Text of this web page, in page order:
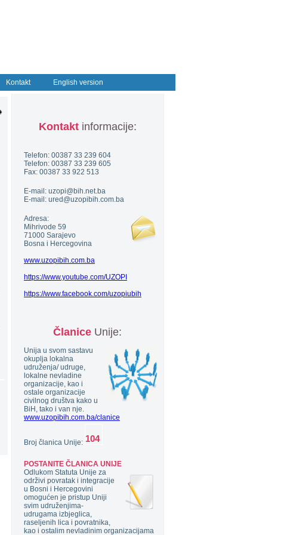
Kontakt English version
Kontaktinformacije:
Telefon: 00387 33 239 604
Telefon: 00387 33 239 605
Fax: 00387 33 922 513
E-mail: uzopi@bih.net.ba
E-mail: ured@uzopibih.com.ba
Adresa:
Mihrivode 59
71000 Sarajevo
Bosna i Hercegovina
www.uzopibih.com.ba
https://www.youtube.com/UZOPI
https://www.facebook.com/uzopiubih
Članice Unije:
Unija u svom sastavu
okuplja lokalna
udruženja/ udruge,
lokalne nevladine
organizacije, kao i
ostale organizacije
civilnog društva kako u
BiH, tako i van nje.
www.uzopibih.com.ba/clanice
Broj članica Unije:
POSTANITE ČLANICA UNIJE
Odlukom Statuta Unije za
održivi povratak i integracije
u Bosni i Hercegovini
omogućen je pristup Uniji
svim udruženjima-
udrugama izbjeglica,
raseljenih lica i povratnika,
kao i ostalim nevladinim organizacijama